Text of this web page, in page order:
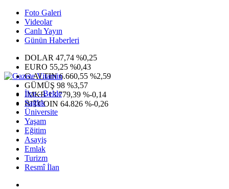
Foto Galeri
Videolar
Canlı Yayın
Günün Haberleri
DOLAR 47,74 %0,25
EURO 55,25 %0,43
G.ALTIN6.660,55 %2,59
GÜMÜŞ 98 %3,57
IMKB13.779,39 %-0,14
BITCOIN 64.826 %-0,26
İlçe - Belde
Sağlık
Üniversite
Yaşam
Eğitim
Asayiş
Emlak
Turizm
Resmî İlan